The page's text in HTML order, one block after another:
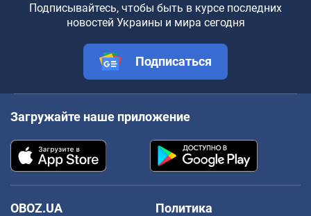
Подписывайтесь, чтобы быть в курсе последних
новостей Украины и мира сегодня
Подписаться
Загружайте наше приложение
OBOZ.UA
Политика